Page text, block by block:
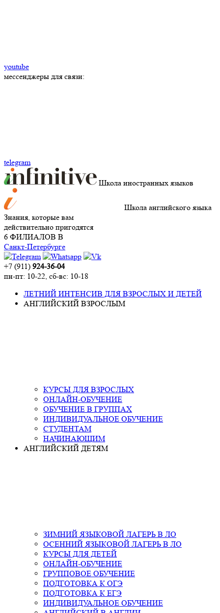
youtube
мессенджеры для связи:
telegram
Школа иностранных языков
Школа английского языка
Знания, которые вам
действительно пригодятся
6 ФИЛИАЛОВ В
Санкт-Петербурге
+7 (911) 924-36-04
пн-пт: 10-22, сб-вс: 10-18
ЛЕТНИЙ ИНТЕНСИВ ДЛЯ ВЗРОСЛЫХ И ДЕТЕЙ
АНГЛИЙСКИЙ ВЗРОСЛЫМ
КУРСЫ ДЛЯ ВЗРОСЛЫХ
ОНЛАЙН-ОБУЧЕНИЕ
ОБУЧЕНИЕ В ГРУППАХ
ИНДИВИДУАЛЬНОЕ ОБУЧЕНИЕ
СТУДЕНТАМ
НАЧИНАЮЩИМ
АНГЛИЙСКИЙ ДЕТЯМ
ЗИМНИЙ ЯЗЫКОВОЙ ЛАГЕРЬ В ЛО
ОСЕННИЙ ЯЗЫКОВОЙ ЛАГЕРЬ В ЛО
КУРСЫ ДЛЯ ДЕТЕЙ
ОНЛАЙН-ОБУЧЕНИЕ
ГРУППОВОЕ ОБУЧЕНИЕ
ПОДГОТОВКА К ОГЭ
ПОДГОТОВКА К ЕГЭ
ИНДИВИДУАЛЬНОЕ ОБУЧЕНИЕ